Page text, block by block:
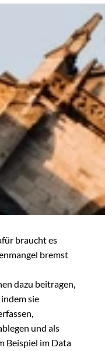
in den
und ist an vielen
bei
so auch im
Incoming hat
daher einen
kann, was es
Tools bei
können:
braucht es
bremst
dazu beitragen,
sie
und als
Beispiel im Data